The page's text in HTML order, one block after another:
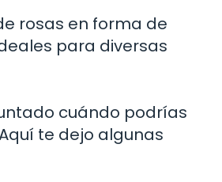
rosas en forma de
para diversas
cuándo podrías
te dejo algunas